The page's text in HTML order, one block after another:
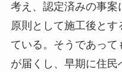
考え、認定済みの事案
原則として施工後と
ている。そうであって
が届くし、早期に住